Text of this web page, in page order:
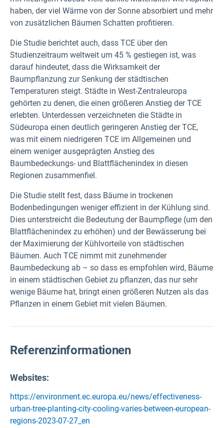
haben, der viel Wärme von der Sonne absorbiert und mehr
von zusätzlichen Bäumen Schatten profitieren.
Die Studie berichtet auch, dass TCE über den
Studienzeitraum weltweit um 45 % gestiegen ist, was
darauf hindeutet, dass die Wirksamkeit der
Baumpflanzung zur Senkung der städtischen
Temperaturen steigt. Städte in West-Zentraleuropa
gehörten zu denen, die einen größeren Anstieg der TCE
erlebten. Unterdessen verzeichneten die Städte in
Südeuropa einen deutlich geringeren Anstieg der TCE,
was mit einem niedrigeren TCE im Allgemeinen und
einem weniger ausgeprägten Anstieg des
Baumbedeckungs- und Blattflächenindex in diesen
Regionen zusammenfiel.
Die Studie stellt fest, dass Bäume in trockenen
Bodenbedingungen weniger effizient in der Kühlung sind.
Dies unterstreicht die Bedeutung der Baumpflege (um den
Blattflächenindex zu erhöhen) und der Bewässerung bei
der Maximierung der Kühlvorteile von städtischen
Bäumen. Auch TCE nimmt mit zunehmender
Baumbedeckung ab – so dass es empfohlen wird, Bäume
in einem städtischen Gebiet zu pflanzen, das nur sehr
wenige Bäume hat, bringt einen größeren Nutzen als das
Pflanzen in einem Gebiet mit vielen Bäumen.
Referenzinformationen
Websites:
https://environment.ec.europa.eu/news/effectiveness-
urban-tree-planting-city-cooling-varies-between-european-
regions-2023-07-27_en